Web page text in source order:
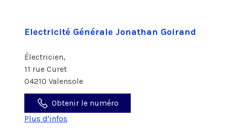
Electricité Générale Jonathan Goirand
Électricien,
11 rue Curet
04210 Valensole
Obtenir le numéro
Plus d'infos